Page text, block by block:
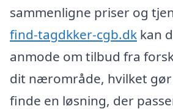
sammenligne priser og
find-tagdkker-cgb.dk kan
anmode om tilbud fra
dit nærområde, hvilket
finde en løsning, der